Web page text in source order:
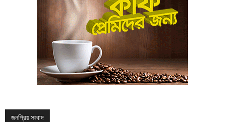
জনপ্রিয় সংবাদ